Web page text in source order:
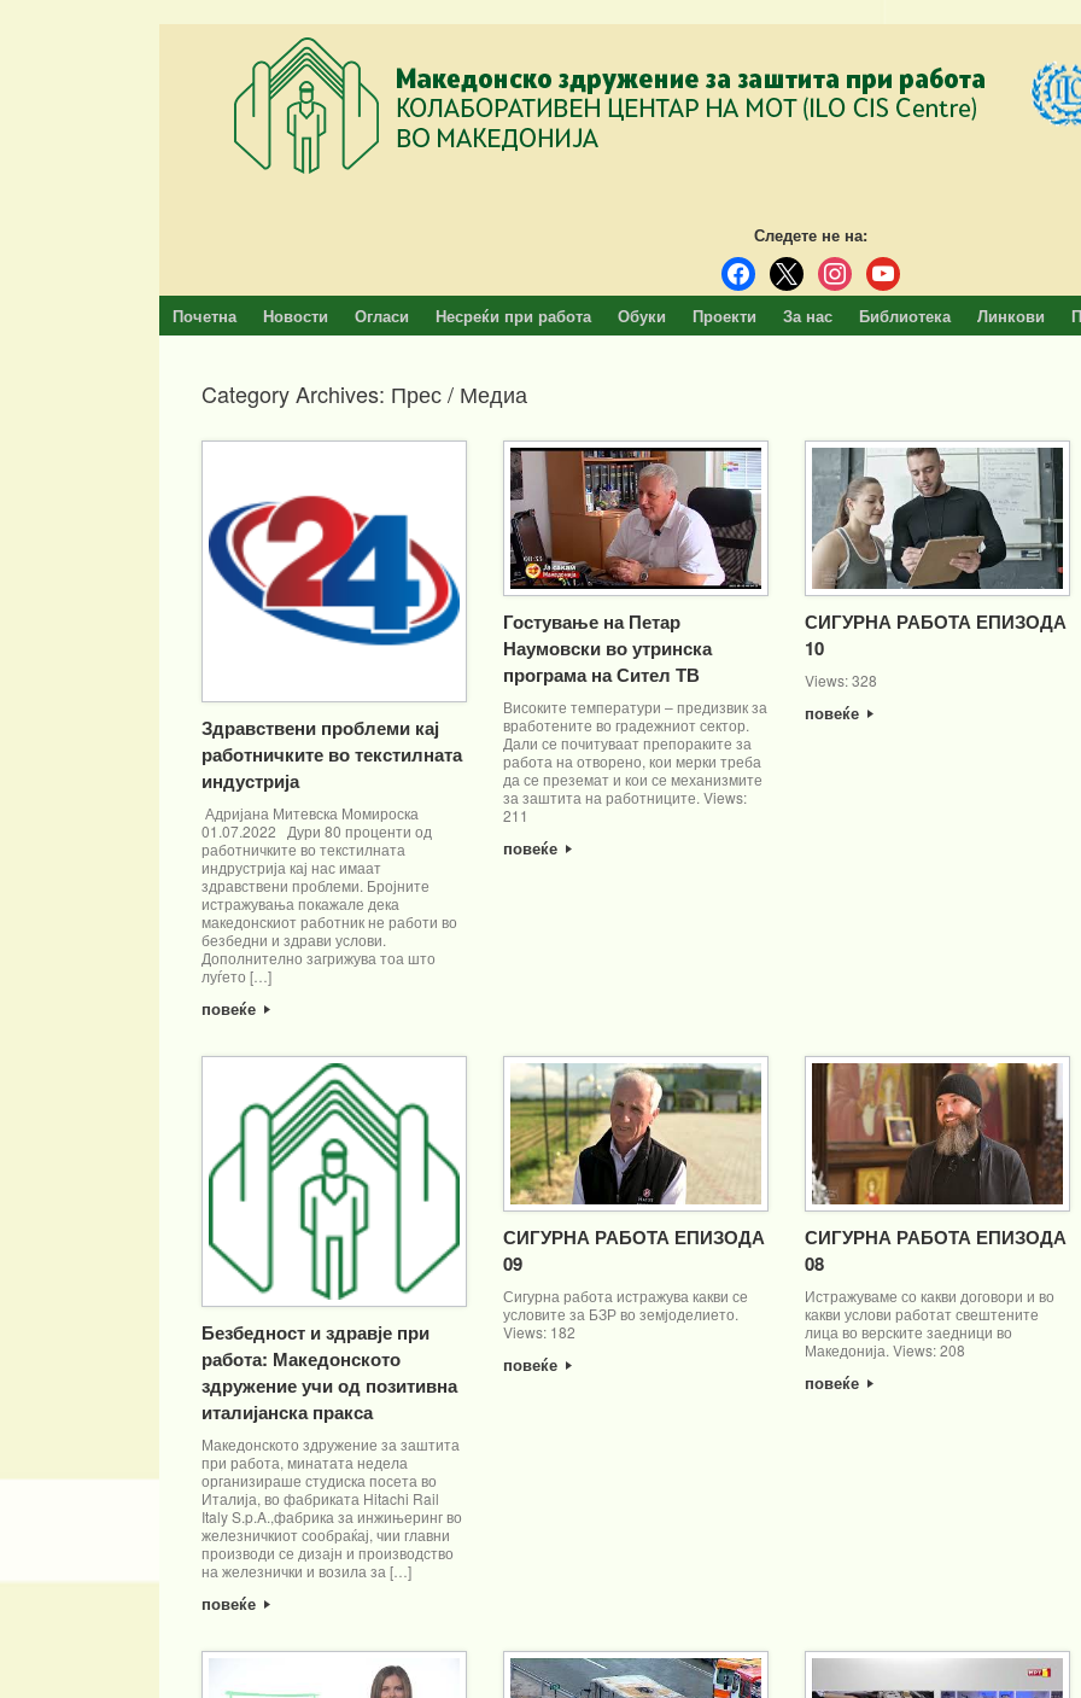
Следете не на:
facebook
x instagramyoutube
Почетна Новости Огласи Несреќи при работа Обуки Проекти За нас Библиотека Линкови
Category Archives: Прес / Медиа
Здравствени проблеми кај
работничките во текстилната
индустрија
Адријана Митевска Момироска
01.07.2022 Дури 80 проценти од
работничките во текстилната
индрустрија кај нас имаат
здравствени проблеми. Бројните
истражувања покажале дека
македонскиот работник не работи во
безбедни и здрави услови.
Дополнително загрижува тоа што
луѓето […]
повеќе
Гостување на Петар
Наумовски во утринска
програма на Сител ТВ
Високите температури – предизвик за
вработените во градежниот сектор.
Дали се почитуваат препораките за
работа на отворено, кои мерки треба
да се преземат и кои се механизмите
за заштита на работниците. Views:
211
повеќе
СИГУРНА РАБОТА ЕПИЗОДА
10
Views: 328
повеќе
Безбедност и здравје при
работа: Македонското
здружение учи од позитивна
италијанска пракса
Македонското здружение за заштита
при работа, минатата недела
организираше студиска посета во
Италија, во фабриката Hitachi Rail
Italy S.p.A.,фабрика за инжињеринг во
железничкиот сообраќај, чии главни
производи се дизајн и производство
на железнички и возила за […]
повеќе
СИГУРНА РАБОТА ЕПИЗОДА
09
Сигурна работа истражува какви се
условите за БЗР во земјоделието.
Views: 182
повеќе
СИГУРНА РАБОТА ЕПИЗОДА
08
Истражуваме со какви договори и во
какви услови работат свештените
лица во верските заедници во
Македонија. Views: 208
повеќе